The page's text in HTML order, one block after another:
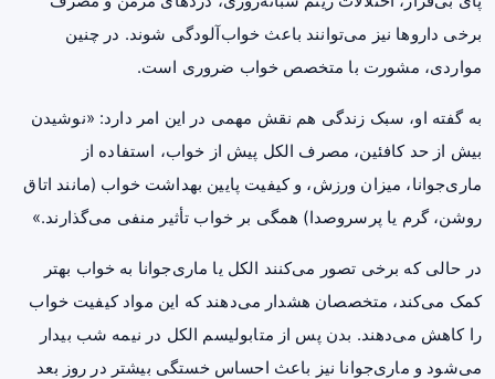
برخی داروها نیز می‌توانند باعث خواب‌آلودگی شوند. در چنین
مواردی، مشورت با متخصص خواب ضروری است.
به‌ گفته او، سبک زندگی هم نقش مهمی در این امر دارد: «نوشیدن
بیش از حد کافئین، مصرف الکل پیش از خواب، استفاده از
ماری‌جوانا، میزان ورزش، و کیفیت پایین بهداشت خواب (مانند اتاق
روشن، گرم یا پرسروصدا) همگی بر خواب تأثیر منفی می‌گذارند.»
در حالی که برخی تصور می‌کنند الکل یا ماری‌جوانا به خواب بهتر
کمک می‌کند، متخصصان هشدار می‌دهند که این مواد کیفیت خواب
را کاهش می‌دهند. بدن پس از متابولیسم الکل در نیمه شب بیدار
می‌شود و ماری‌جوانا نیز باعث احساس خستگی بیشتر در روز بعد